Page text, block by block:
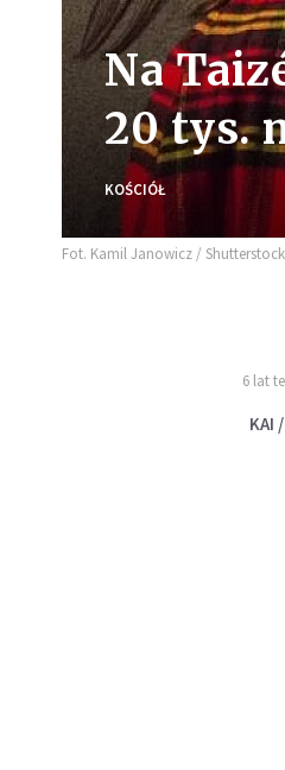
Na
20 tys.
KOŚCIÓŁ
Fot. Kamil Janowicz / Shutterstock
6 lat
KAI